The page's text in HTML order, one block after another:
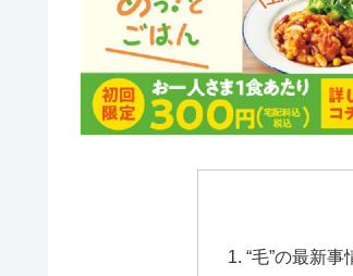
“毛”の最新事